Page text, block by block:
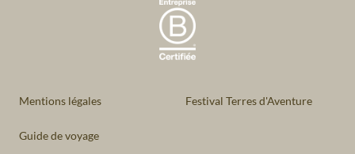
Mentions légales Festival Terres d'Aventure
Guide de voyage